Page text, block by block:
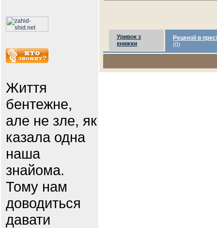
Життя
бентежне,
але не зле, як
казала одна
наша
знайома.
Тому нам
доводиться
давати
Уривок з
книжки
Рецензії в пресі
(0)